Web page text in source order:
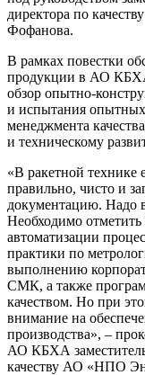
директора по
Фофанова.
В рамках повестки
продукции в АО
обзор опытно-
и испытания опытных
менеджмента
и техническому
«В ракетной технике
правильно, чисто и
документацию. Надо
Необходимо
автоматизации
практики по
выполнению
СМК, а также
качеством. Но при
внимание на
производства», –
АО КБХА заместитель
качеству АО «НПО